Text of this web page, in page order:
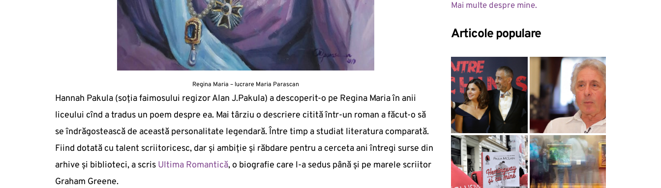
Regina Maria – lucrare Maria Parascan
Hannah Pakula (soția faimosului regizor Alan J.Pakula) a descoperit-o pe Regina Maria în anii
liceului cînd a tradus un poem despre ea. Mai târziu o descriere citită într-un roman a făcut-o să
se îndrăgostească de această personalitate legendară. Între timp a studiat literatura comparată.
Fiind dotată cu talent scriitoricesc, dar și ambiție și răbdare pentru a cerceta ani întregi surse din
arhive și biblioteci, a scris Ultima Romantică, o biografie care l-a sedus până și pe marele scriitor
Graham Greene.
Mai multe despre mine.
Articole populare